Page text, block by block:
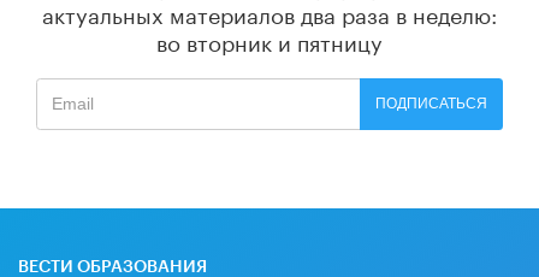
актуальных материалов два раза в неделю:
во вторник и пятницу
ПОДПИСАТЬСЯ
ВЕСТИ ОБРАЗОВАНИЯ